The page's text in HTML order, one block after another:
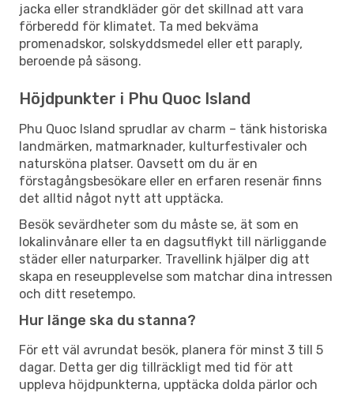
jacka eller strandkläder gör det skillnad att vara
förberedd för klimatet. Ta med bekväma
promenadskor, solskyddsmedel eller ett paraply,
beroende på säsong.
Höjdpunkter i Phu Quoc Island
Phu Quoc Island sprudlar av charm – tänk historiska
landmärken, matmarknader, kulturfestivaler och
natursköna platser. Oavsett om du är en
förstagångsbesökare eller en erfaren resenär finns
det alltid något nytt att upptäcka.
Besök sevärdheter som du måste se, ät som en
lokalinvånare eller ta en dagsutflykt till närliggande
städer eller naturparker. Travellink hjälper dig att
skapa en reseupplevelse som matchar dina intressen
och ditt resetempo.
Hur länge ska du stanna?
För ett väl avrundat besök, planera för minst 3 till 5
dagar. Detta ger dig tillräckligt med tid för att
uppleva höjdpunkterna, upptäcka dolda pärlor och